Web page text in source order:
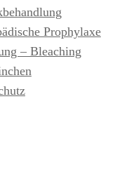
Prophylaxe
– Bleaching